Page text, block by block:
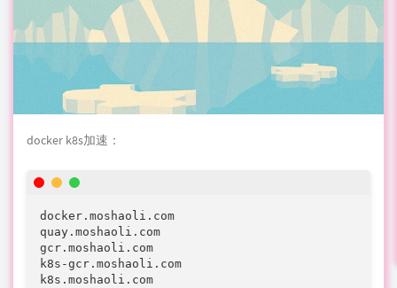
docker k8s加速 ：
docker.moshaoli.com
quay.moshaoli.com
gcr.moshaoli.com
k8s-gcr.moshaoli.com
k8s.moshaoli.com